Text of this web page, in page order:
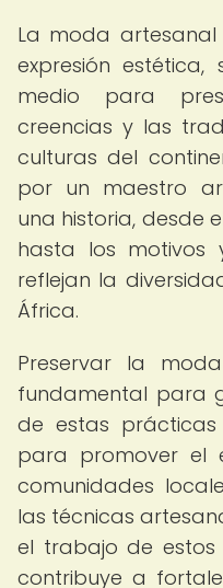
La moda
expresión
medio para
creencias y las
culturas del
por un maestro
una historia, desde
hasta los motivos
reflejan la
África.
Preservar la
fundamental para
de estas
para promover el
comunidades
las técnicas
el trabajo de estos
contribuye a